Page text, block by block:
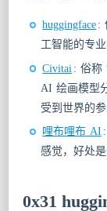
huggingface :
工智能的专
Civitai : 俗称
AI 绘画模型
受到世界的参
哩布哩布 AI
感觉，好处
0x31